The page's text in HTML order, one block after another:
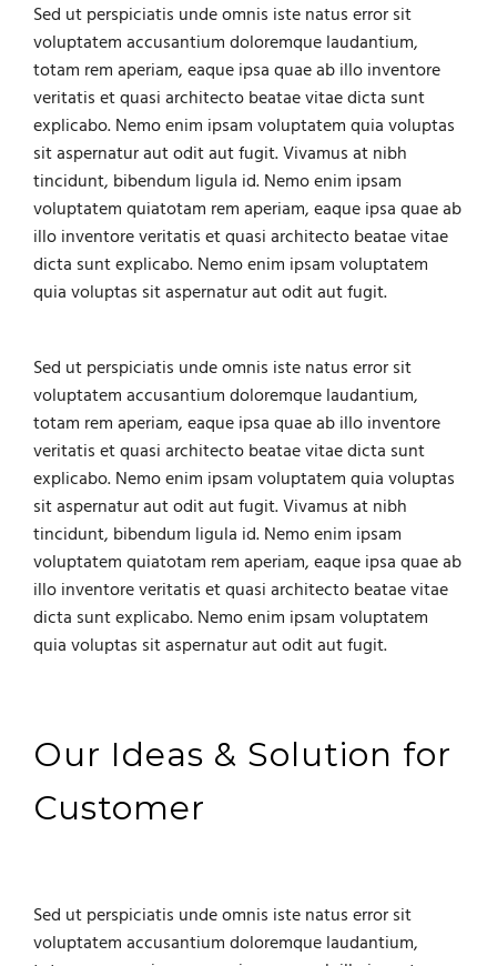
Sed ut perspiciatis unde omnis iste natus error sit
voluptatem accusantium doloremque laudantium,
totam rem aperiam, eaque ipsa quae ab illo inventore
veritatis et quasi architecto beatae vitae dicta sunt
explicabo. Nemo enim ipsam voluptatem quia voluptas
sit aspernatur aut odit aut fugit. Vivamus at nibh
tincidunt, bibendum ligula id. Nemo enim ipsam
voluptatem quiatotam rem aperiam, eaque ipsa quae ab
illo inventore veritatis et quasi architecto beatae vitae
dicta sunt explicabo. Nemo enim ipsam voluptatem
quia voluptas sit aspernatur aut odit aut fugit.
Sed ut perspiciatis unde omnis iste natus error sit
voluptatem accusantium doloremque laudantium,
totam rem aperiam, eaque ipsa quae ab illo inventore
veritatis et quasi architecto beatae vitae dicta sunt
explicabo. Nemo enim ipsam voluptatem quia voluptas
sit aspernatur aut odit aut fugit. Vivamus at nibh
tincidunt, bibendum ligula id. Nemo enim ipsam
voluptatem quiatotam rem aperiam, eaque ipsa quae ab
illo inventore veritatis et quasi architecto beatae vitae
dicta sunt explicabo. Nemo enim ipsam voluptatem
quia voluptas sit aspernatur aut odit aut fugit.
Our Ideas & Solution for
Customer
Sed ut perspiciatis unde omnis iste natus error sit
voluptatem accusantium doloremque laudantium,